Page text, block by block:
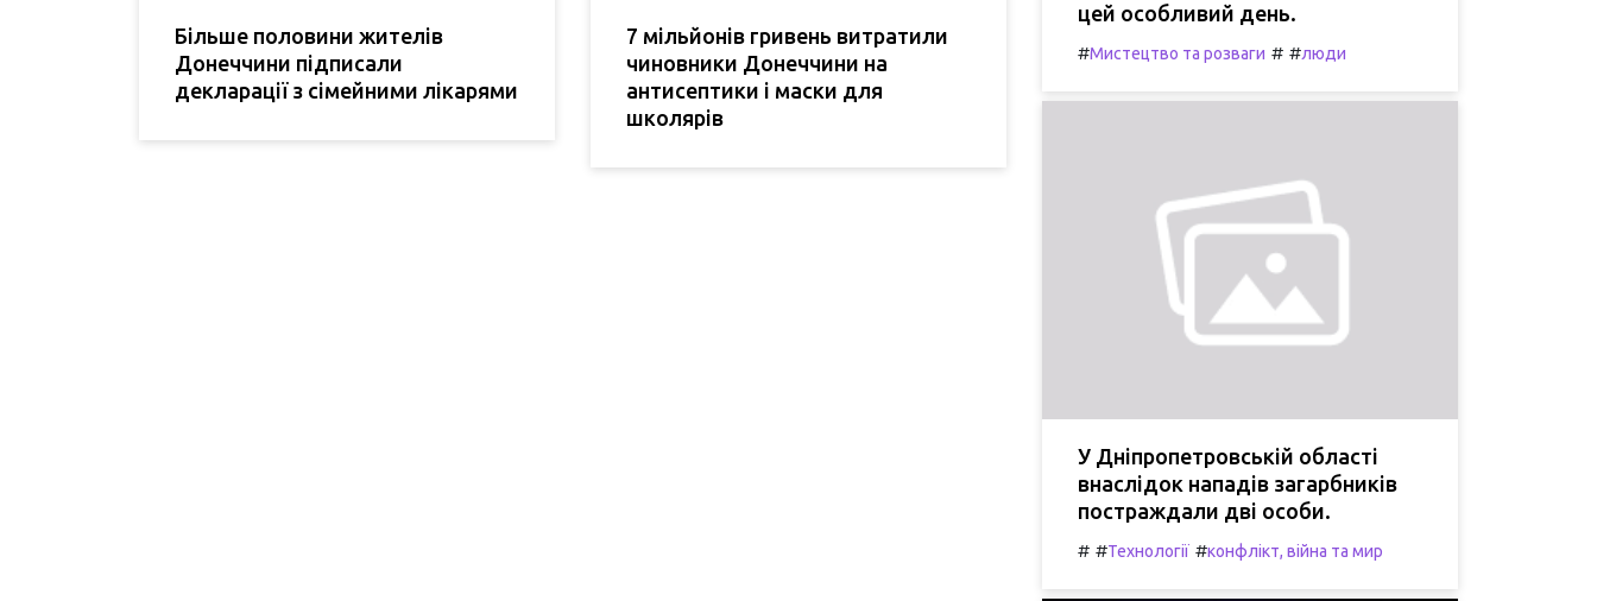
Більше половини жителів
Донеччини підписали
декларації з сімейними лікарями
7 мільйонів гривень витратили
чиновники Донеччини на
антисептики і маски для
школярів
цей особливий день.
#Мистецтво та розваги # #люди
У Дніпропетровській області
внаслідок нападів загарбників
постраждали дві особи.
# #Технології #конфлікт, війна та мир